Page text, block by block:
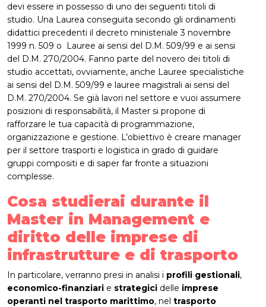
devi essere in possesso di uno dei seguenti titoli di
studio. Una Laurea conseguita secondo gli ordinamenti
didattici precedenti il decreto ministeriale 3 novembre
1999 n. 509 o Lauree ai sensi del D.M. 509/99 e ai sensi
del D.M. 270/2004. Fanno parte del novero dei titoli di
studio accettati, ovviamente, anche Lauree specialistiche
ai sensi del D.M. 509/99 e lauree magistrali ai sensi del
D.M. 270/2004. Se già lavori nel settore e vuoi assumere
posizioni di responsabilità, il Master si propone di
rafforzare le tua capacità di programmazione,
organizzazione e gestione. L’obiettivo è creare manager
per il settore trasporti e logistica in grado di guidare
gruppi compositi e di saper far fronte a situazioni
complesse.
Cosa studierai durante il
Master in Management e
diritto delle imprese di
infrastrutture e di trasporto
In particolare, verranno presi in analisi i profili gestionali,
economico-finanziari e strategici delle imprese
operanti nel trasporto marittimo, nel trasporto